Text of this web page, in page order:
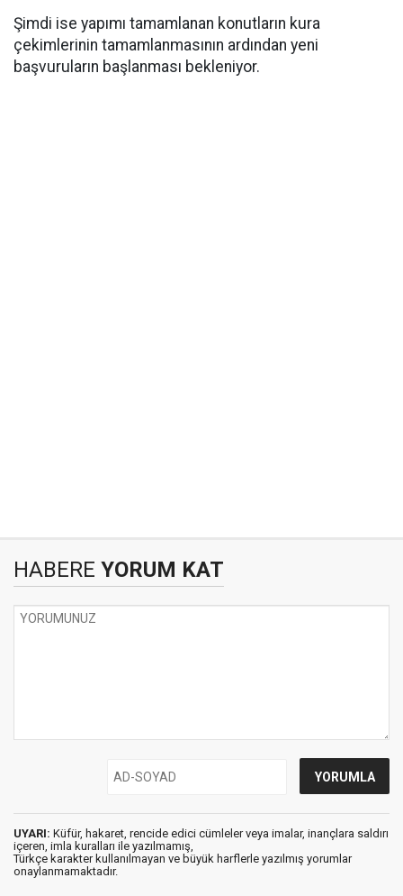
Şimdi ise yapımı tamamlanan konutların kura
çekimlerinin tamamlanmasının ardından yeni
başvuruların başlanması bekleniyor.
HABERE YORUM KAT
UYARI: Küfür, hakaret, rencide edici cümleler veya imalar, inançlara saldırı
içeren, imla kuralları ile yazılmamış,
Türkçe karakter kullanılmayan ve büyük harflerle yazılmış yorumlar
onaylanmamaktadır.